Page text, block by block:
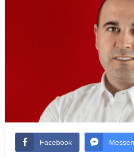
Facebook